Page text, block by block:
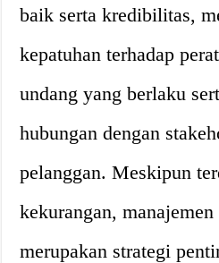
baik serta kredibilitas,
kepatuhan terhadap
undang yang berlaku
hubungan dengan
pelanggan. Meskipun
kekurangan,
merupakan strategi